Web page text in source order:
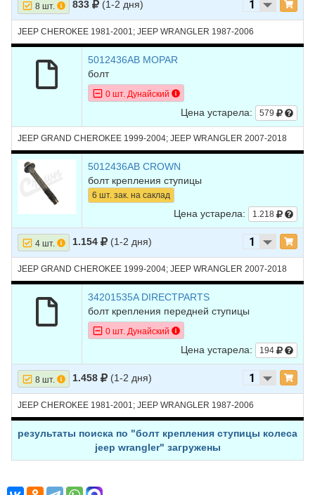
8 шт. 833 (1-2 дня)
JEEP CHEROKEE 1981-2001; JEEP WRANGLER 1987-2006
5012436AB MOPAR
болт
0 шт. Дунайский
Цена устарела: 579
JEEP GRAND CHEROKEE 1999-2004; JEEP WRANGLER 2007-2018
5012436AB CROWN
болт крепления ступицы
6 шт. зак. на саклад
Цена устарела: 1.218
4 шт. 1.154 (1-2 дня)
JEEP GRAND CHEROKEE 1999-2004; JEEP WRANGLER 2007-2018
34201535A DIRECTPARTS
болт крепления передней ступицы
0 шт. Дунайский
Цена устарела: 194
8 шт. 1.458 (1-2 дня)
JEEP CHEROKEE 1981-2001; JEEP WRANGLER 1987-2006
результаты поиска по "болт крепления ступицы колеса
jeep wrangler" загружены